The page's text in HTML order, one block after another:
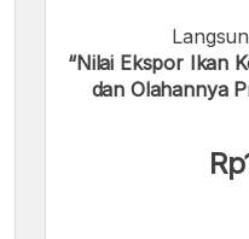
“Nilai Ekspor Ikan
dan Olahannya